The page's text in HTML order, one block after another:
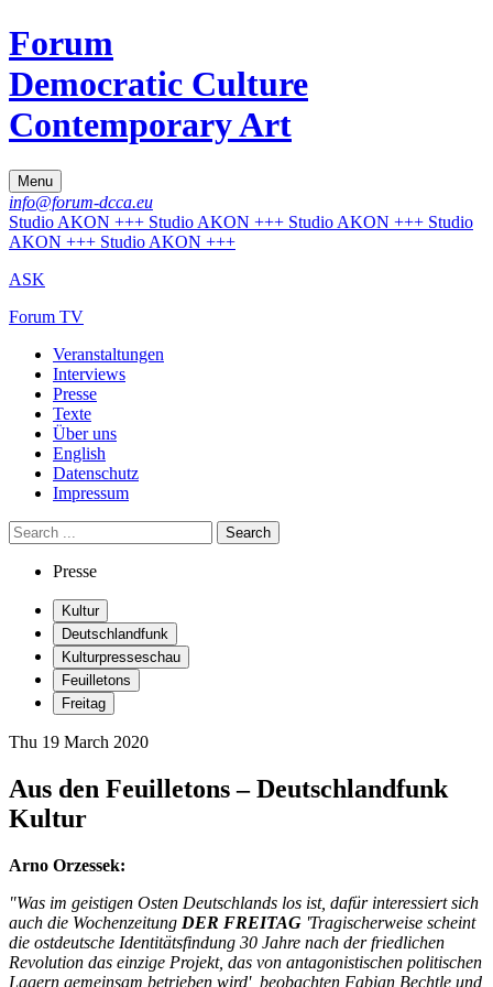
Forum
Democratic Culture
Contemporary Art
Menu
info@forum-dcca.eu
Studio AKON +++ Studio AKON +++ Studio AKON +++ Studio
AKON +++ Studio AKON +++
ASK
Forum TV
Veranstaltungen
Interviews
Presse
Texte
Über uns
English
Datenschutz
Impressum
Presse
Kultur
Deutschlandfunk
Kulturpresseschau
Feuilletons
Freitag
Thu 19 March 2020
Aus den Feuilletons – Deutschlandfunk
Kultur
Arno Orzessek:
"Was im geistigen Osten Deutschlands los ist, dafür interessiert sich
auch die Wochenzeitung DER FREITAG 'Tragischerweise scheint
die ostdeutsche Identitätsfindung 30 Jahre nach der friedlichen
Revolution das einzige Projekt, das von antagonistischen politischen
Lagern gemeinsam betrieben wird', beobachten Fabian Bechtle und